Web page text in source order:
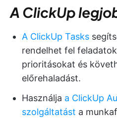
A ClickUp
A ClickUp Tasks
rendelhet fel
prioritásokat és
előrehaladást.
Használja a ClickUp
szolgáltatást a